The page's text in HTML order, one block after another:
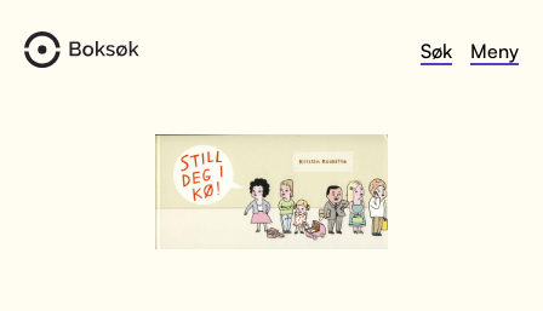
Søk Meny